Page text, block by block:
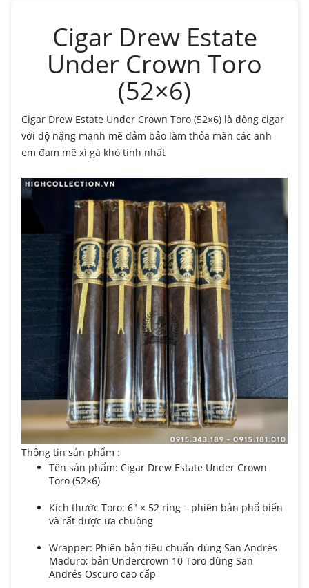
Cigar Drew Estate
Under Crown Toro
(52×6)
Cigar Drew Estate Under Crown Toro (52×6) là dòng cigar
với độ nặng mạnh mẽ đảm bảo làm thỏa mãn các anh
em đam mê xì gà khó tính nhất
Thông tin sản phẩm :
Tên sản phẩm: Cigar Drew Estate Under Crown
Toro (52×6)
Kích thước Toro: 6″ × 52 ring – phiên bản phổ biến
và rất được ưa chuộng
Wrapper: Phiên bản tiêu chuẩn dùng San Andrés
Maduro; bản Undercrown 10 Toro dùng San
Andrés Oscuro cao cấp